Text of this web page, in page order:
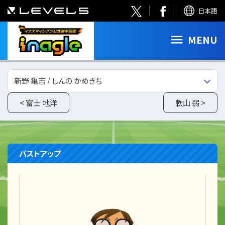
日本語
MENU
< 富士 地洋
新野 亀吉 / しんの かめきち
軟山 弱 >
バストアップ